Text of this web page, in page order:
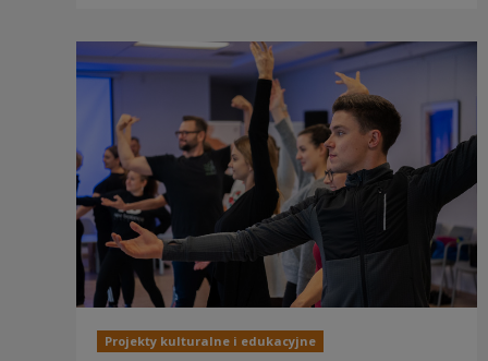
Projekty kulturalne i edukacyjne